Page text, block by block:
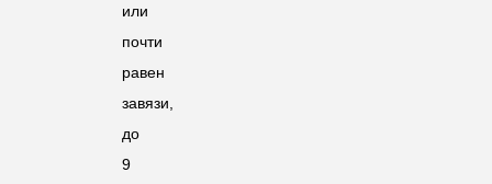
или
почти
равен
завязи,
до
9